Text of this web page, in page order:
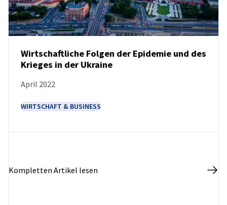
Wirtschaftliche Folgen der Epidemie und des
Krieges in der Ukraine
April 2022
WIRTSCHAFT & BUSINESS
Kompletten Artikel lesen